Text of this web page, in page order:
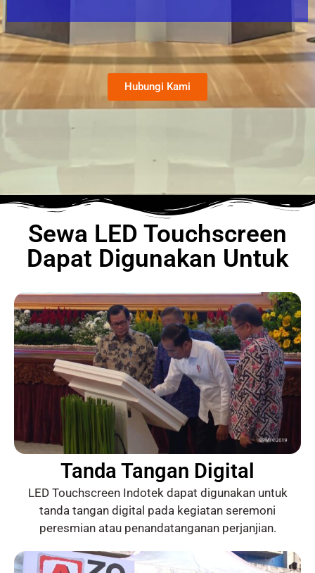
Hubungi Kami
Sewa LED Touchscreen
Dapat Digunakan Untuk
Tanda Tangan Digital
LED Touchscreen Indotek dapat digunakan untuk
tanda tangan digital pada kegiatan seremoni
peresmian atau penandatanganan perjanjian.